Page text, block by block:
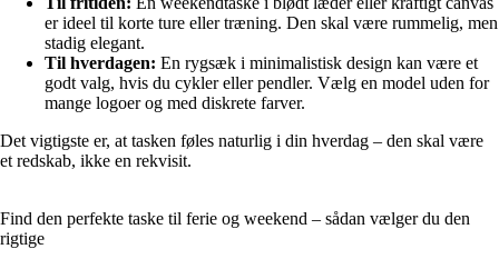
er ideel til korte ture eller træning. Den skal være rummelig, men
stadig elegant.
Til hverdagen: En rygsæk i minimalistisk design kan være et
godt valg, hvis du cykler eller pendler. Vælg en model uden for
mange logoer og med diskrete farver.
Det vigtigste er, at tasken føles naturlig i din hverdag – den skal være
et redskab, ikke en rekvisit.
Find den perfekte taske til ferie og weekend – sådan vælger du den
rigtige